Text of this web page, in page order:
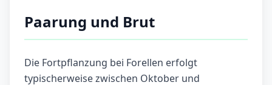
Paarung und Brut
Die Fortpflanzung bei Forellen erfolgt
typischerweise zwischen Oktober und